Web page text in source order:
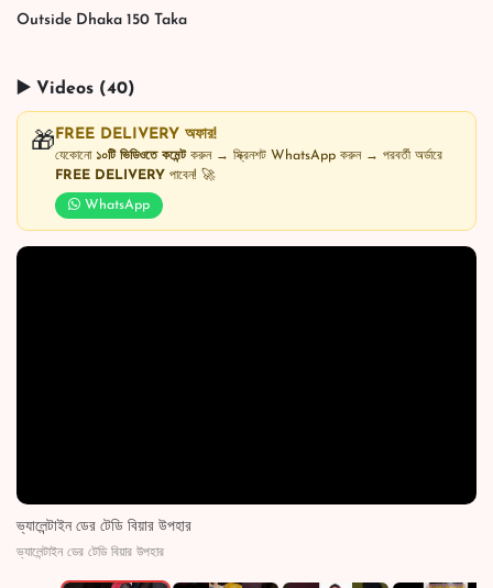
Outside Dhaka 150 Taka
▶️ Videos (40)
🎁 FREE DELIVERY অফার!
যেকোনো ১০টি ভিডিওতে কমেন্টকরুন → স্ক্রিনশট WhatsApp করুন → পরবর্তী অর্ডারে
FREE DELIVERY পাবেন! 🚀
WhatsApp
ভ্যালেন্টাইন ডের টেডি বিয়ার উপহার
ভ্যালেন্টাইন ডের টেডি বিয়ার উপহার